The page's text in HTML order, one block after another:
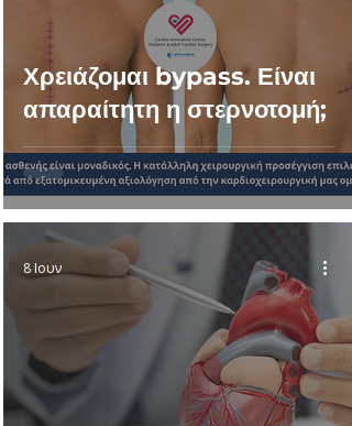
Χρειάζομαι bypass. Είναι
απαραίτητη η στερνοτομή;
8 Ιουν